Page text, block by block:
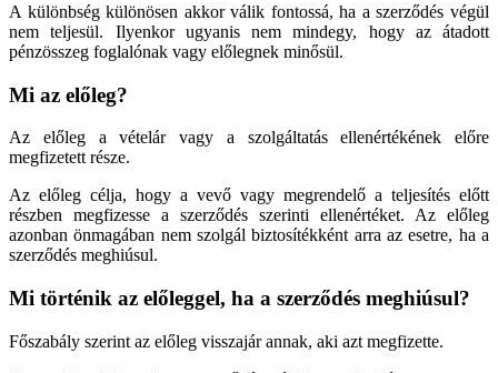
A különbség különösen akkor válik fontossá, ha a szerződés végül
nem teljesül. Ilyenkor ugyanis nem mindegy, hogy az átadott
pénzösszeg foglalónak vagy előlegnek minősül.
Mi az előleg?
Az előleg a vételár vagy a szolgáltatás ellenértékének előre
megfizetett része.
Az előleg célja, hogy a vevő vagy megrendelő a teljesítés előtt
részben megfizesse a szerződés szerinti ellenértéket. Az előleg
azonban önmagában nem szolgál biztosítékként arra az esetre, ha a
szerződés meghiúsul.
Mi történik az előleggel, ha a szerződés meghiúsul?
Főszabály szerint az előleg visszajár annak, aki azt megfizette.